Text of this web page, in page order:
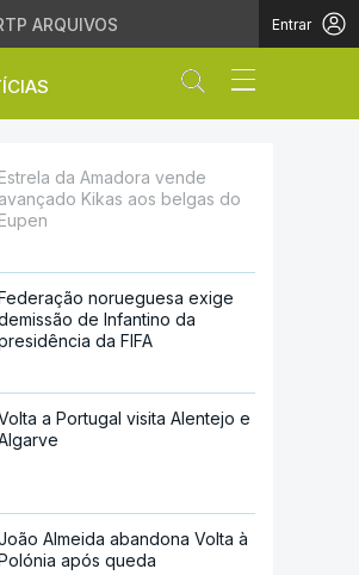
ARQUIVOS Entrar
Abrir campo
do Eupen
Estrela da Amadora vende
avançado Kikas aos belgas do
Eupen
norueguesa exige
de Infantino da
da FIFA
a Portugal visita Alentejo e
Almeida abandona Volta à
após queda